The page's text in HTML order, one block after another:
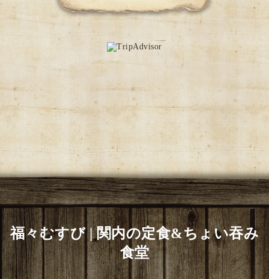
福々むすび | 関内の定食&ちょい吞み
食堂